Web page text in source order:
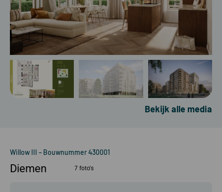
Bekijk alle media
Willow III – Bouwnummer 430001
Diemen 7 foto's